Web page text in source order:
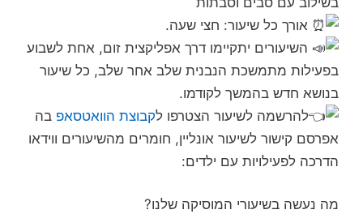
אורך כל שיעור: חצי שעה.
השיעורים יתקיימו דרך אפליקצית זום, אחת לשבוע
בפעילות מתמשכת הנבנית שלב אחר שלב, כל שיעור
בנושא חדש בהמשך לקודמו.
להרשמה לשיעור הצטרפו לקבוצת הוואטסאפ בה
אפרסם קישור לשיעור אונליין, חומרים מהשיעורים ווידאו
הדרכה לפעילויות עם ילדים:
מה נעשה בשיעורי המוסיקה שלנו?